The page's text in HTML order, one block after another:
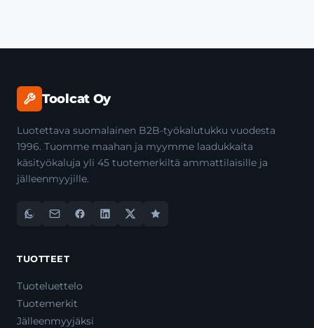
Toolcat Oy
Luotettava suomalainen B2B-työkalutukku vuodesta
1996. Tuomme maahan ja myymme laadukkaita
käsityökaluja yli 45 tuotemerkiltä ammattilaisille ja
jälleenmyyjille.
TUOTTEET
Tuoteluettelo
Tuotemerkit
Jälleenmyyjäksi